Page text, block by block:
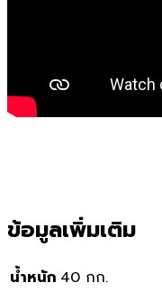
ข้อมูลเพิ่มเติม
น้ำหนัก 40 กก.